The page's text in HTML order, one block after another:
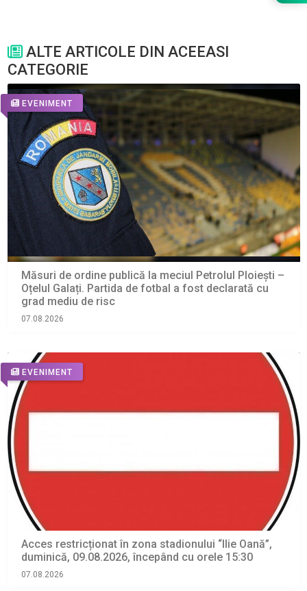
ALTE ARTICOLE DIN ACEEASI
CATEGORIE
EVENIMENT
Măsuri de ordine publică la meciul Petrolul Ploiești –
Oțelul Galați. Partida de fotbal a fost declarată cu
grad mediu de risc
07.08.2026
EVENIMENT
Acces restricționat în zona stadionului “Ilie Oană”,
duminică, 09.08.2026, începând cu orele 15:30
07.08.2026